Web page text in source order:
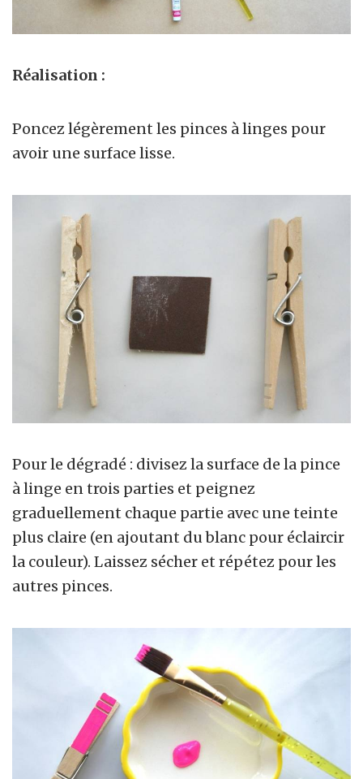
Réalisation :
Poncez légèrement les pinces à linges pour
avoir une surface lisse.
Pour le dégradé : divisez la surface de la pince
à linge en trois parties et peignez
graduellement chaque partie avec une teinte
plus claire (en ajoutant du blanc pour éclaircir
la couleur). Laissez sécher et répétez pour les
autres pinces.